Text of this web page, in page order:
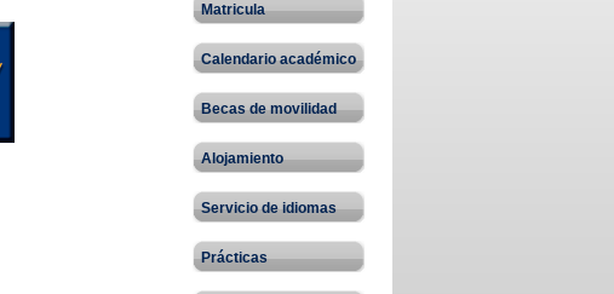
Matricula
Calendario académico
Becas de movilidad
Alojamiento
Servicio de idiomas
Prácticas